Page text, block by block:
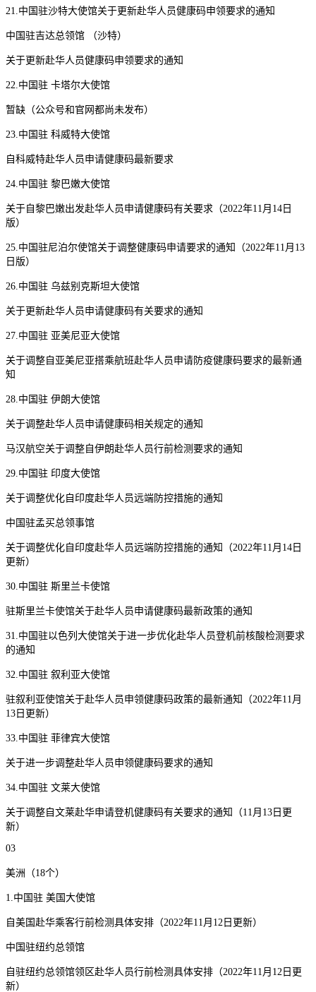
21.中国驻沙特大使馆关于更新赴华人员健康码申领要求的通知
中国驻吉达总领馆 （沙特）
关于更新赴华人员健康码申领要求的通知
22.中国驻 卡塔尔大使馆
暂缺（公众号和官网都尚未发布）
23.中国驻 科威特大使馆
自科威特赴华人员申请健康码最新要求
24.中国驻 黎巴嫩大使馆
关于自黎巴嫩出发赴华人员申请健康码有关要求（2022年11月14日
版）
25.中国驻尼泊尔使馆关于调整健康码申请要求的通知（2022年11月13
日版）
26.中国驻 乌兹别克斯坦大使馆
关于更新赴华人员申请健康码有关要求的通知
27.中国驻 亚美尼亚大使馆
关于调整自亚美尼亚搭乘航班赴华人员申请防疫健康码要求的最新通
知
28.中国驻 伊朗大使馆
关于调整赴华人员申请健康码相关规定的通知
马汉航空关于调整自伊朗赴华人员行前检测要求的通知
29.中国驻 印度大使馆
关于调整优化自印度赴华人员远端防控措施的通知
中国驻孟买总领事馆
关于调整优化自印度赴华人员远端防控措施的通知（2022年11月14日
更新）
30.中国驻 斯里兰卡使馆
驻斯里兰卡使馆关于赴华人员申请健康码最新政策的通知
31.中国驻以色列大使馆关于进一步优化赴华人员登机前核酸检测要求
的通知
32.中国驻 叙利亚大使馆
驻叙利亚使馆关于赴华人员申领健康码政策的最新通知（2022年11月
13日更新）
33.中国驻 菲律宾大使馆
关于进一步调整赴华人员申领健康码要求的通知
34.中国驻 文莱大使馆
关于调整自文莱赴华申请登机健康码有关要求的通知（11月13日更
新）
03
美洲（18个）
1.中国驻 美国大使馆
自美国赴华乘客行前检测具体安排（2022年11月12日更新）
中国驻纽约总领馆
自驻纽约总领馆领区赴华人员行前检测具体安排（2022年11月12日更
新）